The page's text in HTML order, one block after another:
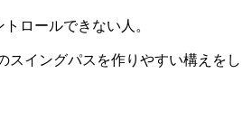
ロールできない人。
スイングパスを作りやすい構えをし